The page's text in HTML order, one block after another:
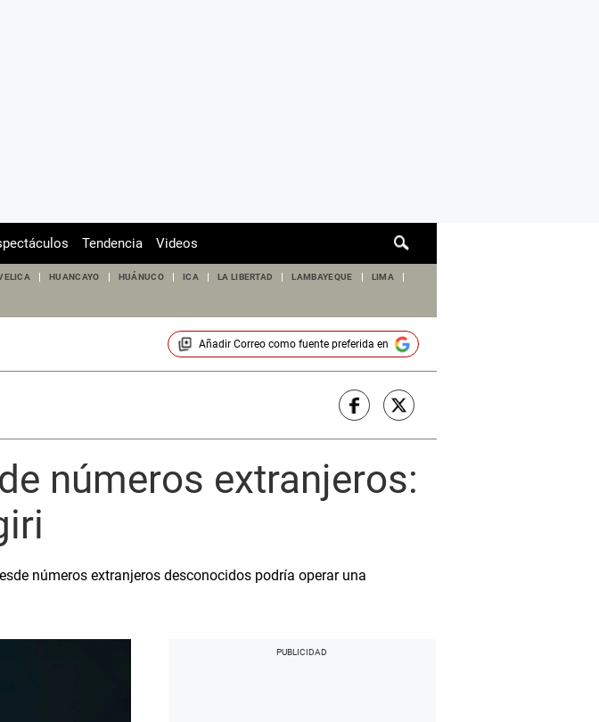
de
Tendencia Videos
HUANCAYO HUÁNUCO ICA LA LIBERTAD LAMBAYEQUE LIMA
Añadir Correocomo fuente preferida en
números extranjeros:
números extranjeros desconocidos podría operar una